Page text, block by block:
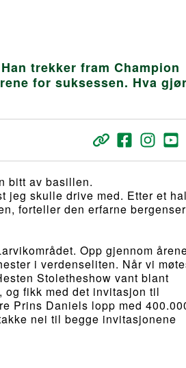
trekker fram Champion
for suksessen. Hva gjør
bitt av basillen.
jeg skulle drive med. Etter et
forteller den erfarne
Opp gjennom
i verdenseliten. Når vi
Stoletheshow vant blant
fikk med det invitasjon til
Prins Daniels lopp med
nei til begge invitasjonene